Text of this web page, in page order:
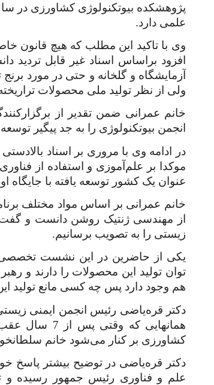
علمی دارد.
وی با تاکید این مطلب که هیچ قانون
افزود براساس اسناد غیر قابل تردید
آزمایشگاه و گلخانه و حتی در مورد
ولی از نظر تولید ملی محصولات
خانم عمرانی ضمن تقدیر از
انجمن بیوتکنولوژی را به جد پیگیر
در ادامه وی با مروری بر اسناد
عنوان یک کشور توسعه یافته با
خانم عمرانی بر اساس مواد مختلف
از مهندسی ژنتیک روشن دانست و گفت
زیستی را به تصویب برسانیم.
یکی از حاضرین در این نشست تخصصی
توان تولید این محصولات را دارند و
هم وجود دارد پس چه کسی مانع تولید
دکتر قره‌یاضی رئیس انجمن ایمنی
همانهایی
کشاورزی بر کنار می‌شود خانم
دکتر قره‌یاضی در توضیح بیشتر
علم و فناوری رئیس جمهور رسیده